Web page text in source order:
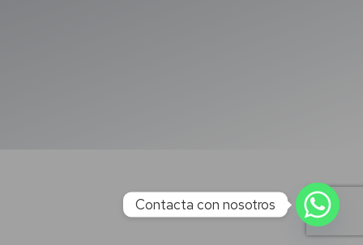
Contacta con nosotros